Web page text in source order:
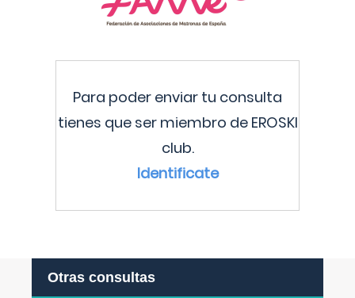
Para poder enviar tu consulta
tienes que ser miembro de EROSKI
club.
Identificate
Otras consultas